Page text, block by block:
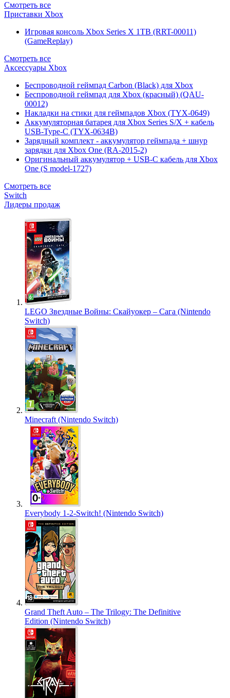
Смотреть все
Приставки Xbox
Игровая консоль Xbox Series X 1TB (RRT-00011)
(GameReplay)
Смотреть все
Аксессуары Xbox
Беспроводной геймпад Carbon (Black) для Xbox
Беспроводной геймпад для Xbox (красный) (QAU-
00012)
Накладки на стики для геймпадов Xbox (TYX-0649)
Аккумуляторная батарея для Xbox Series S/X + кабель
USB-Type-C (TYX-0634B)
Зарядный комплект - аккумулятор геймпада + шнур
зарядки для Xbox One (RA-2015-2)
Оригинальный аккумулятор + USB-C кабель для Xbox
One (S model-1727)
Смотреть все
Switch
Лидеры продаж
LEGO Звездные Войны: Скайуокер – Сага (Nintendo
Switch)
Minecraft (Nintendo Switch)
Everybody 1-2-Switch! (Nintendo Switch)
Grand Theft Auto – The Trilogy: The Definitive
Edition (Nintendo Switch)